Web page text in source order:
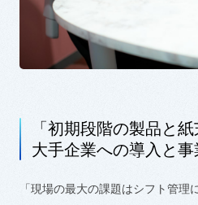
「初期段階の製品と
大手企業への導入と
「現場の最大の課題はシフト管理